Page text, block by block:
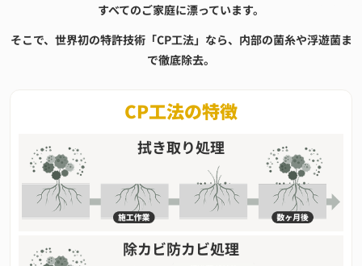
すべてのご家庭に漂っています。
そこで、世界初の特許技術「CP工法」なら、内部の菌糸や浮遊菌ま
で徹底除去。
CP工法の特徴
拭き取り処理
除カビ防カビ処理